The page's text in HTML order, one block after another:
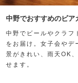
中野でおすすめのビア
中野でビールやクラフ
をお届け。女子会やデ
景がきれい、雨天OK
せます。